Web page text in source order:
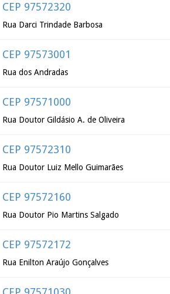
CEP 97572320
Rua Darci Trindade Barbosa
CEP 97573001
Rua dos Andradas
CEP 97571000
Rua Doutor Gildásio A. de Oliveira
CEP 97572310
Rua Doutor Luiz Mello Guimarães
CEP 97572160
Rua Doutor Pio Martins Salgado
CEP 97572172
Rua Enilton Araújo Gonçalves